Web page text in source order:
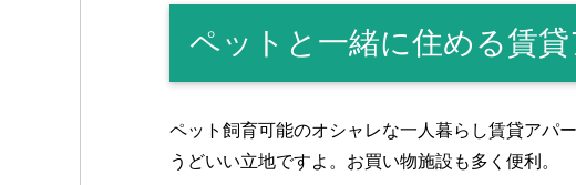
e
b
o
o
k
er
h
at
bl
r
e
ペットと一緒に住める賃貸
ペット飼育可能のオシャレな一人暮らし賃貸アパ
うどいい立地ですよ。お買い物施設も多く便利。